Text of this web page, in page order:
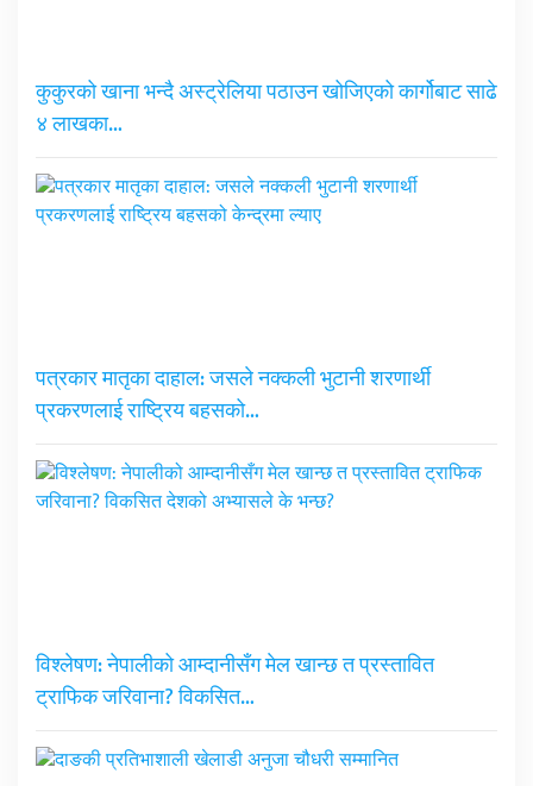
कुकुरको खाना भन्दै अस्ट्रेलिया पठाउन खोजिएको कार्गोबाट साढे
४ लाखका…
पत्रकार मातृका दाहाल: जसले नक्कली भुटानी शरणार्थी
प्रकरणलाई राष्ट्रिय बहसको…
विश्लेषण: नेपालीको आम्दानीसँग मेल खान्छ त प्रस्तावित
ट्राफिक जरिवाना? विकसित…